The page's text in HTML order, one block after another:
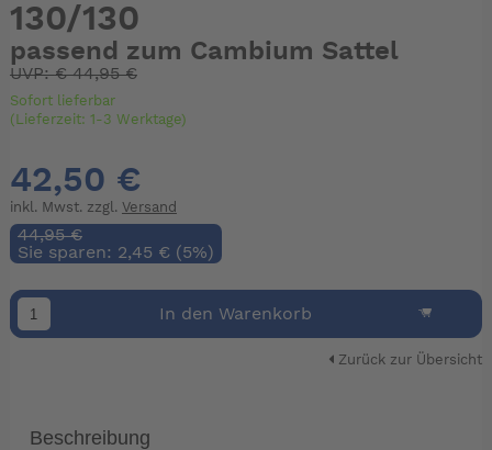
130/130
passend zum Cambium Sattel
UVP:€44,95 €
Sofort lieferbar
(Lieferzeit: 1-3 Werktage)
42,50 €
inkl. Mwst. zzgl. Versand
44,95 €
Sie sparen: 2,45 € (5%)
In den Warenkorb
Zurück zur Übersicht
Beschreibung